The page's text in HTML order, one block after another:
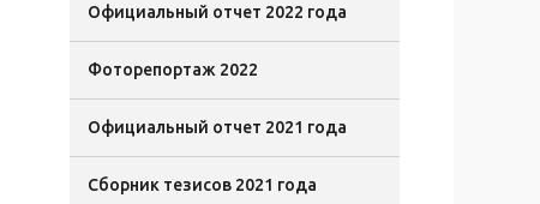
Официальный отчет 2022 года
Фоторепортаж 2022
Официальный отчет 2021 года
Сборник тезисов 2021 года